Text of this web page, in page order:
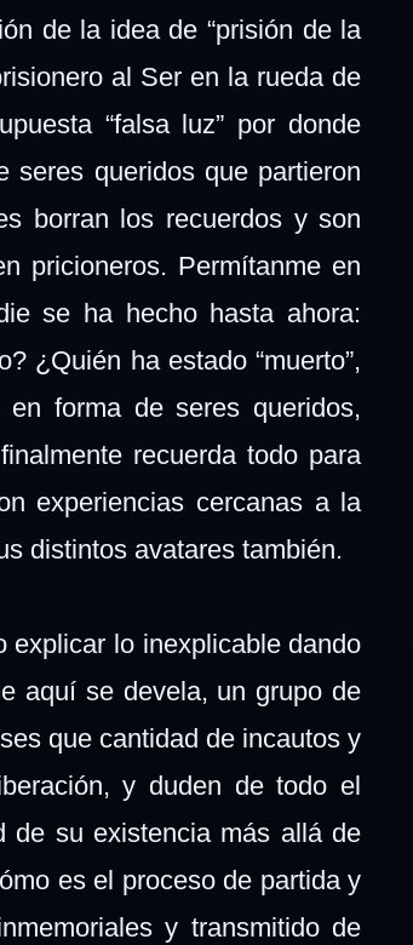
de la idea de “prisión de la
al Ser en la rueda de
“falsa luz” por donde
seres queridos que partieron
borran los recuerdos y son
pricioneros. Permítanme en
se ha hecho hasta ahora:
¿Quién ha estado “muerto”,
forma de seres queridos,
recuerda todo para
experiencias cercanas a la
distintos avatares también.
explicar lo inexplicable dando
aquí se devela, un grupo de
que cantidad de incautos y
y duden de todo el
de su existencia más allá de
es el proceso de partida y
y transmitido de